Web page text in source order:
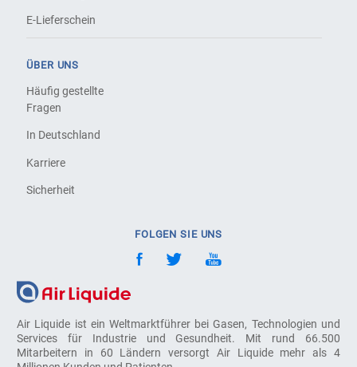
Air Liquide ist ein Weltmarktführer bei Gasen, Technologien und
Services für Industrie und Gesundheit. Mit rund 66.500
Mitarbeitern in 60 Ländern versorgt Air Liquide mehr als 4
E-Lieferschein
ÜBER UNS
Häufig gestellte
Fragen
In Deutschland
Karriere
Sicherheit
FOLGEN SIE UNS